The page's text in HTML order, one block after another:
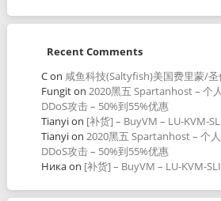
Recent Comments
Con 咸鱼科技(Saltyfish)美国费里蒙/圣
Fungiton 2020黑五 Spartanhost – 个
DDoS攻击 – 50%到55%优惠
Tianyion [补货] – BuyVM – LU-KVM-
Tianyion 2020黑五 Spartanhost – 个
DDoS攻击 – 50%到55%优惠
Никаon [补货] – BuyVM – LU-KVM-